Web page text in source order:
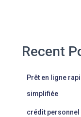
Recent
Prêt en ligne
simplifiée
crédit personnel